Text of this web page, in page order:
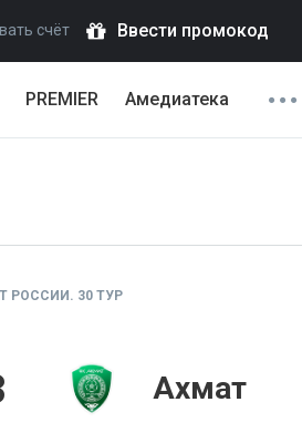
счёт Ввести промокод
PREMIER Амедиатека
РОССИИ. 30 ТУР
Ахмат